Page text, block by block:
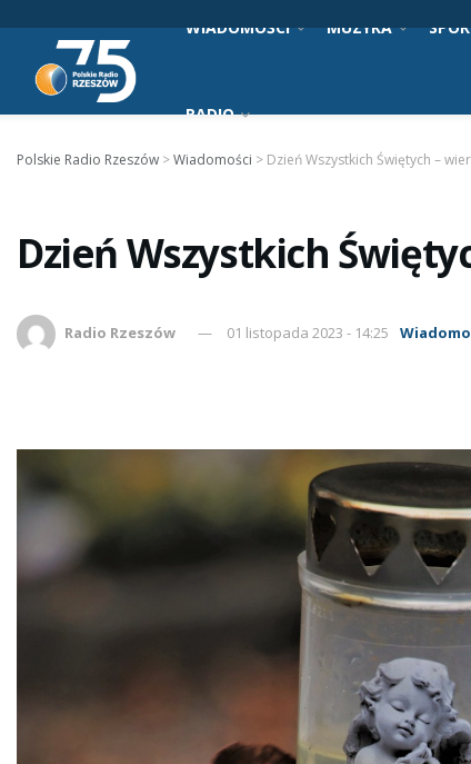
WIADOMOŚCI MUZYKA
RADIO
Polskie Radio Rzeszów >Wiadomości > Dzień Wszystkich Świętych –
Dzień Wszystkich
Radio Rzeszów 01 listopada 2023 - 14:25